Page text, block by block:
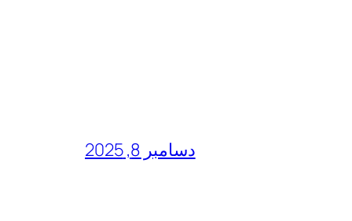
دسامبر 8, 2025